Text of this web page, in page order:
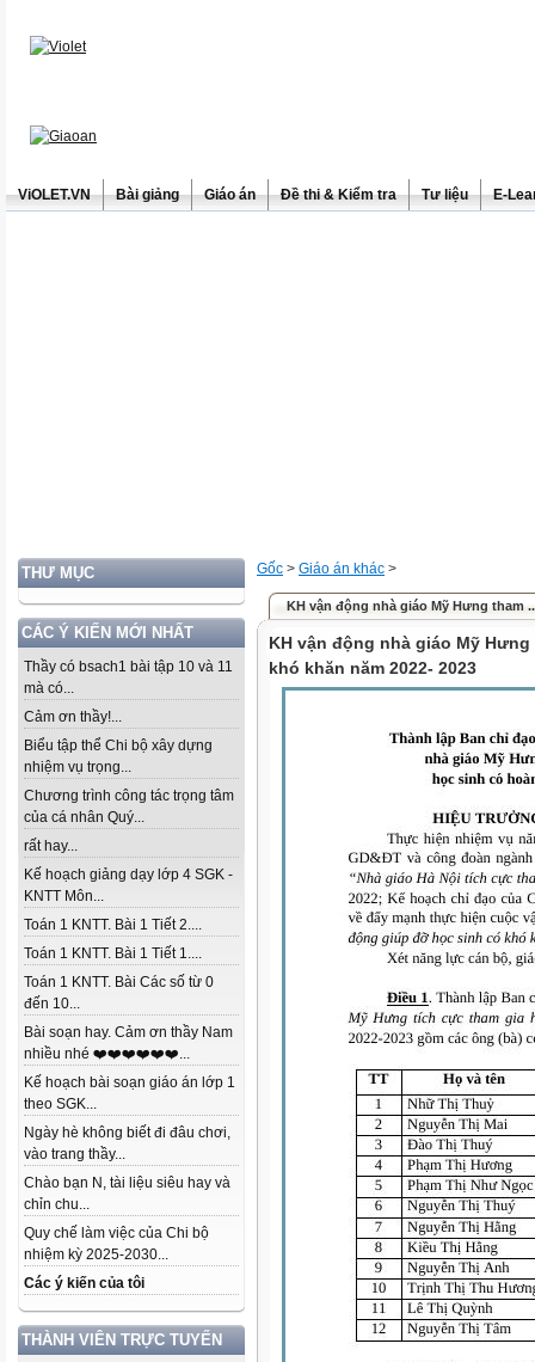
ViOLET.VN Bài giảng Giáo án Đề thi & Kiểm tra Tư liệu E-
THƯ MỤC
CÁC Ý KIẾN MỚI NHẤT
Thầy có bsach1 bài tập 10 và 11
mà có...
Cảm ơn thầy!...
Biểu tập thể Chi bộ xây dựng
nhiệm vụ trọng...
Chương trình công tác trọng tâm
của cá nhân Quý...
rất hay...
Kế hoạch giảng dạy lớp 4 SGK -
KNTT Môn...
Toán 1 KNTT. Bài 1 Tiết 2....
Toán 1 KNTT. Bài 1 Tiết 1....
Toán 1 KNTT. Bài Các số từ 0
đến 10...
Bài soạn hay. Cảm ơn thầy Nam
nhiều nhé ❤️❤️❤️❤️❤️❤️...
Kế hoạch bài soạn giáo án lớp 1
theo SGK...
Ngày hè không biết đi đâu chơi,
vào trang thầy...
Chào bạn N, tài liệu siêu hay và
chỉn chu...
Quy chế làm việc của Chi bộ
nhiệm kỳ 2025-2030...
Các ý kiến của tôi
THÀNH VIÊN TRỰC TUYẾN
Gốc > Giáo án khác >
KH vận động nhà giáo Mỹ Hưng tham
KH vận động nhà giáo Mỹ
khó khăn năm 2022- 2023